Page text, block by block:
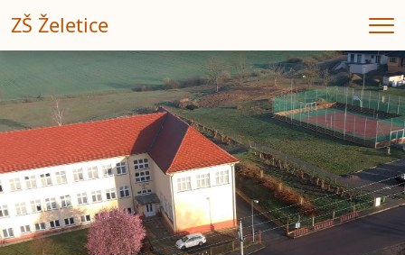
ZŠ Želetice